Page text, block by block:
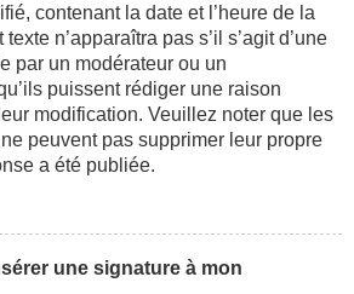
contenant la date et l’heure de la
n’apparaîtra pas s’il s’agit d’une
par un modérateur ou un
puissent rédiger une raison
modification. Veuillez noter que les
peuvent pas supprimer leur propre
a été publiée.
une signature à mon